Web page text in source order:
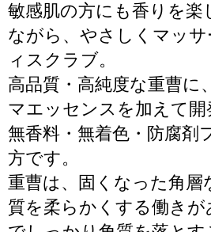
敏感肌の方にも香りを楽
ながら、やさしくマッ
ィスクラブ。
高品質・高純度な重曹に
マエッセンスを加えて開
無香料・無着色・防腐剤
方です。
重曹は、固くなった角層
質を柔らかくする働きが